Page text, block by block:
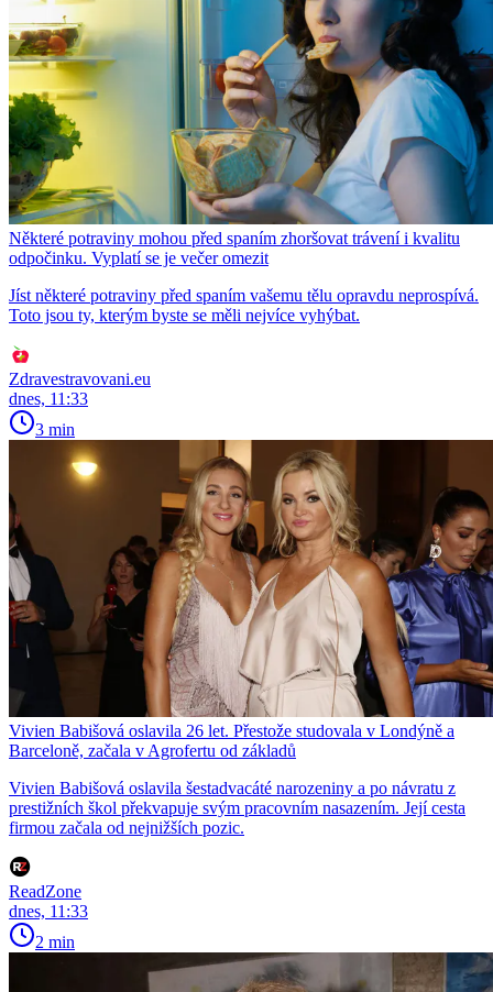
Některé potraviny mohou před spaním zhoršovat trávení i kvalitu
odpočinku. Vyplatí se je večer omezit
Jíst některé potraviny před spaním vašemu tělu opravdu neprospívá.
Toto jsou ty, kterým byste se měli nejvíce vyhýbat.
Zdravestravovani.eu
dnes, 11:33
3 min
Vivien Babišová oslavila 26 let. Přestože studovala v Londýně a
Barceloně, začala v Agrofertu od základů
Vivien Babišová oslavila šestadvacáté narozeniny a po návratu z
prestižních škol překvapuje svým pracovním nasazením. Její cesta
firmou začala od nejnižších pozic.
ReadZone
dnes, 11:33
2 min